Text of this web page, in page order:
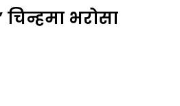
चिन्हमा भरोसा